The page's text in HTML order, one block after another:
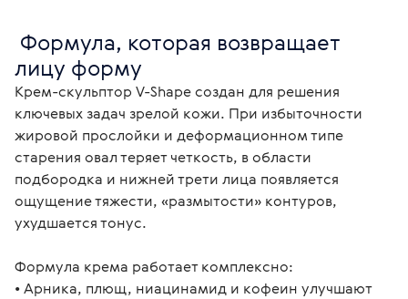
лицу форму
Крем-скульптор V-Shape создан для решения
ключевых задач зрелой кожи. При избыточности
жировой прослойки и деформационном типе
старения овал теряет четкость, в области
подбородка и нижней трети лица появляется
ощущение тяжести, «размытости» контуров,
ухудшается тонус.
Формула крема работает комплексно:
• Арника, плющ, ниацинамид и кофеин улучшают